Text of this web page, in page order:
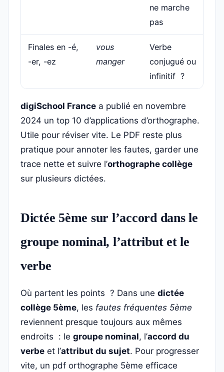
ne marche
pas
Finales en -é,
-er, -ez
vous
manger
Verbe
conjugué ou
infinitif ?
digiSchool France a publié en novembre
2024 un top 10 d’applications d’orthographe.
Utile pour réviser vite. Le PDF reste plus
pratique pour annoter les fautes, garder une
trace nette et suivre l’orthographe collège
sur plusieurs dictées.
Dictée 5ème sur l’accord dans le
groupe nominal, l’attribut et le
verbe
Où partent les points ? Dans une dictée
collège 5ème, les fautes fréquentes 5ème
reviennent presque toujours aux mêmes
endroits : le groupe nominal, l’accord du
verbe et l’attribut du sujet. Pour progresser
vite, un pdf orthographe 5ème efficace